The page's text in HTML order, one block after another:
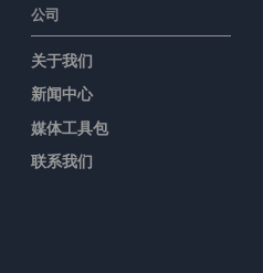
公司
关于我们
新闻中心
媒体工具包
联系我们